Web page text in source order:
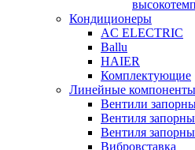
Кондиционеры
AC ELECTRIC
Ballu
HAIER
Комплектующие
Линейные компоненты
Вентили
Вентиля
Вентиля
Вибровставка